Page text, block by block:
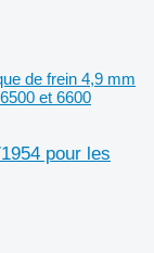
de frein 4,9 mm
et 6600
pour les